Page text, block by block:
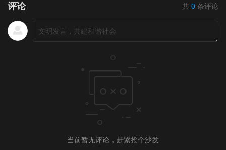
评论 共 0 条评论
当前暂无评论，赶紧抢个沙发